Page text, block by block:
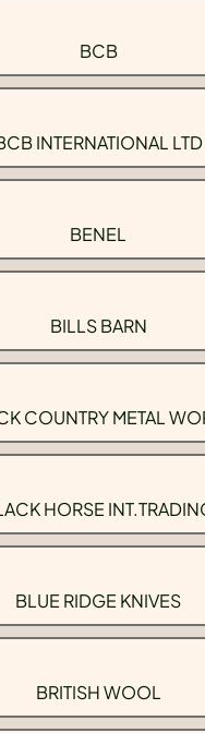
BCB
INTERNATIONAL LTD
BENEL
BILLS BARN
COUNTRY METAL
HORSE
BLUE RIDGE KNIVES
BRITISH WOOL